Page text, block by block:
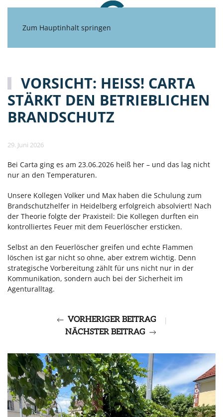
Zum Hauptinhalt springen
VORSICHT: HEISS! CARTA S
TÄRKT DEN BETRIEBLICHEN B
RANDSCHUTZ
29. Juni 2026
Bei Carta ging es am 23.06.2026 heiß her – und das lag nicht
nur an den Temperaturen.
Unsere Kollegen Volker und Max haben die Schulung zum
Brandschutzhelfer in Heidelberg erfolgreich absolviert! Nach
der Theorie folgte der Praxisteil: Die Kollegen durften ein
kontrolliertes Feuer mit dem Feuerlöscher ersticken.
Selbst an den Feuerlöscher greifen und echte Flammen
löschen ist gar nicht so ohne, aber extrem wichtig. Denn
strategische Vorbereitung zählt für uns nicht nur in der
Kommunikation, sondern auch bei der Sicherheit im
Agenturalltag.
VORHERIGER BEITRAG
|
NÄCHSTER BEITRAG